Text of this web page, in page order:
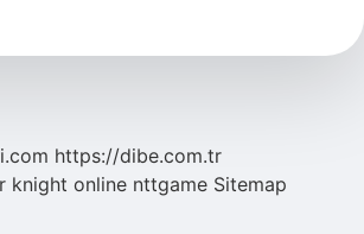
Nedir
https://dibe.com.tr
knight online nttgame Sitemap